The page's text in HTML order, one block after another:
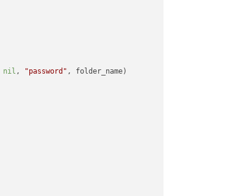
nil , "password"